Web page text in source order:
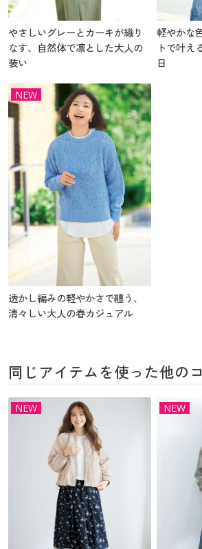
やさしいグレーとカーキが織り
なす、自然体で凛とした大人の
装い
軽やかな
トで叶え
日
NEW
透かし編みの軽やかさで纏う、
清々しい大人の春カジュアル
同じアイテムを使った他の
NEW NEW